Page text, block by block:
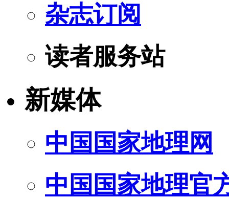
杂志订阅
读者服务站
新媒体
中国国家地理网
中国国家地理官